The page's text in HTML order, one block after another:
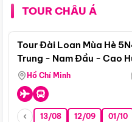
TOUR CHÂU Á
Tour Đài Loan Mùa Hè
Trung - Nam Đầu - Cao
Hồ Chí Minh
13/08 12/09 01/10